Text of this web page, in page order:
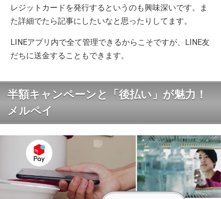
レジットカードを発行するというのも興味深いです。ま
た詳細でたら記事にしたいなと思ったりしてます。
LINEアプリ内で全て管理できるからこそですが、LINE友
だちに送金することもできます。
半額キャンペーンと「後払い」が魅力！
メルペイ